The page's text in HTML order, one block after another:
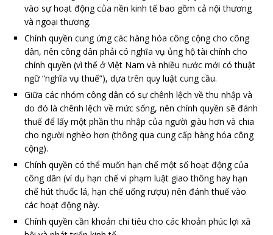
vào sự hoạt động của nền kinh tế bao gồm cả nội thương
và ngoại thương.
Chính quyền cung ứng các hàng hóa công cộng cho công
dân, nên công dân phải có nghĩa vụ ủng hộ tài chính cho
chính quyền (vì thế ở Việt Nam và nhiều nước mới có thuật
ngữ “nghĩa vụ thuế”), dựa trên quy luật cung cầu.
Giữa các nhóm công dân có sự chênh lệch về thu nhập và
do đó là chênh lệch về mức sống, nên chính quyền sẽ đánh
thuế để lấy một phần thu nhập của người giàu hơn và chia
cho người nghèo hơn (thông qua cung cấp hàng hóa công
cộng).
Chính quyền có thể muốn hạn chế một số hoạt động của
công dân (ví dụ hạn chế vi phạm luật giao thông hay hạn
chế hút thuốc lá, hạn chế uống rượu) nên đánh thuế vào
các hoạt động này.
Chính quyền cần khoản chi tiêu cho các khoản phúc lợi xã